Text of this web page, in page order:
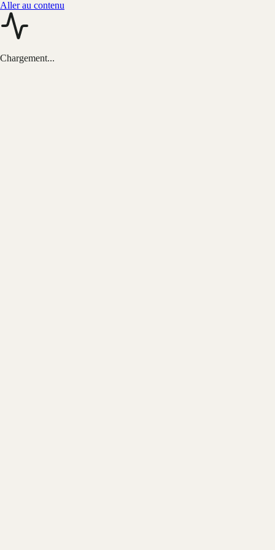
Aller au contenu
Chargement...